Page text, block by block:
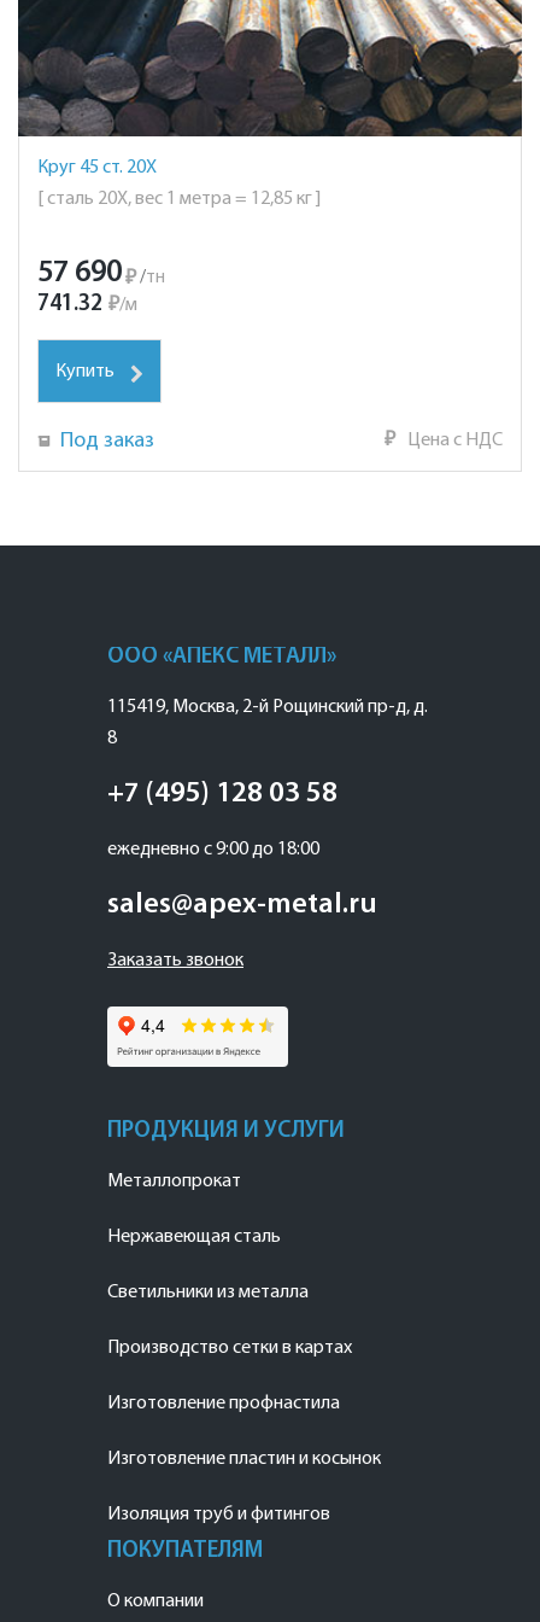
Круг 45 ст. 20Х
[ сталь 20Х, вес 1 метра = 12,85 кг ]
57 690₽ /тн
741.32 ₽/м
Купить
Под заказ ₽ Цена с НДС
ООО «АПЕКС МЕТАЛЛ»
115419, Москва, 2-й Рощинский пр-д, д.
8
+7 (495) 128 03 58
ежедневно с 9:00 до 18:00
sales@apex-metal.ru
Заказать звонок
ПРОДУКЦИЯ И УСЛУГИ
Металлопрокат
Нержавеющая сталь
Светильники из металла
Производство сетки в картах
Изготовление профнастила
Изготовление пластин и косынок
Изоляция труб и фитингов
ПОКУПАТЕЛЯМ
О компании